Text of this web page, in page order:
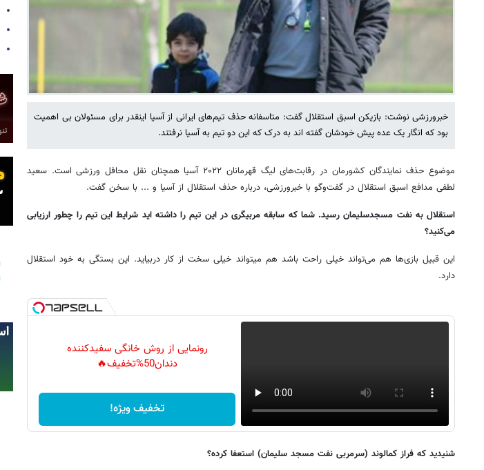
خبرورزشی نوشت: بازیکن اسبق استقلال گفت: متاسفانه حذف تیم‌های ایرانی از آسیا اینقدر برای مسئولان بی اهمیت
بود که انگار یک عده پیش خودشان گفته اند به درک که این دو تیم به آسیا نرفتند.
موضوع حذف نمایندگان کشورمان در رقابت‌های لیگ قهرمانان ۲۰۲۲ آسیا همچنان نقل محافل ورزشی است. سعید
لطفی مدافع اسبق استقلال در گفت‌وگو با خبرورزشی، درباره حذف استقلال از آسیا و ... با سخن گفت.
استقلال به نفت مسجدسلیمان رسید. شما که سابقه مربیگری در این تیم را داشته اید شرایط این تیم را چطور ارزیابی
می‌کنید؟
این قبیل بازی‌ها هم می‌تواند خیلی راحت باشد هم میتواند خیلی سخت از کار دربیاید. این بستگی به خود استقلال
دارد.
رونمایی از روش خانگی سفیدکننده
دندان50%تخفیف🔥
تخفیف ویژه!
شنیدید که فراز کمالوند (سرمربی نفت مسجد سلیمان) استعفا کرده؟